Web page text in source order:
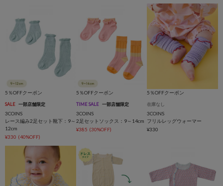
5％OFFクーポン
SALE 一部店舗限定
3COINS
レース編み2足セット靴下：9～
12cm
¥330 (40%OFF)
5％OFFクーポン
TIME SALE 一部店舗限定
3COINS
2足セットソックス：9～14cm
¥385 (30%OFF)
5％OFFクーポン
在庫なし
3COINS
フリルレッグウォーマー
¥330